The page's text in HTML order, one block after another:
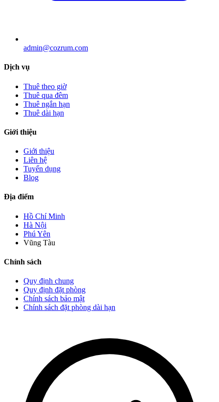
admin@cozrum.com
Dịch vụ
Thuê theo giờ
Thuê qua đêm
Thuê ngắn hạn
Thuê dài hạn
Giới thiệu
Giới thiệu
Liên hệ
Tuyển dụng
Blog
Địa điểm
Hồ Chí Minh
Hà Nội
Phú Yên
Vũng Tàu
Chính sách
Quy định chung
Quy định đặt phòng
Chính sách bảo mật
Chính sách đặt phòng dài hạn